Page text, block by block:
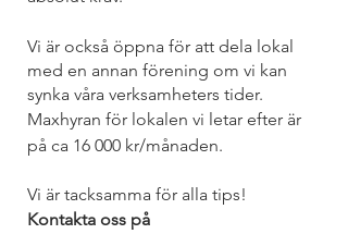
Vi är också öppna för att dela lokal
med en annan förening om vi kan
synka våra verksamheters tider.
Maxhyran för lokalen vi letar efter är
på ca 16 000 kr/månaden.
Vi är tacksamma för alla tips!
Kontakta oss på